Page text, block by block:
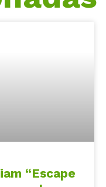
“Escape